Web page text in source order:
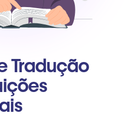
Tradução